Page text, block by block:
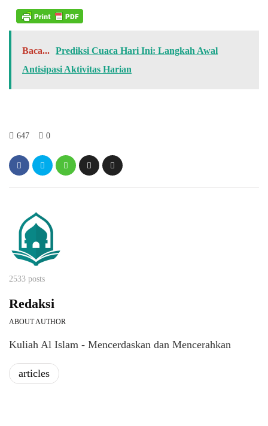
Baca... Prediksi Cuaca Hari Ini: Langkah Awal
Antisipasi Aktivitas Harian
647 0
2533 posts
Redaksi
ABOUT AUTHOR
Kuliah Al Islam - Mencerdaskan dan Mencerahkan
articles